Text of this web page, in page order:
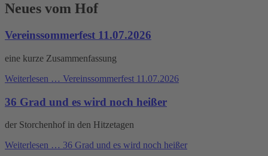
Neues vom Hof
Vereinssommerfest 11.07.2026
eine kurze Zusammenfassung
Weiterlesen … Vereinssommerfest 11.07.2026
36 Grad und es wird noch heißer
der Storchenhof in den Hitzetagen
Weiterlesen … 36 Grad und es wird noch heißer